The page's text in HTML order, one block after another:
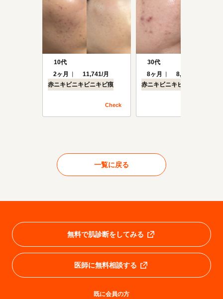
10代
2ヶ月
11,741/月
赤ニキビニキビニキビ痕
Check
30代
8ヶ月
8,294/月
赤ニキビニキビ
一覧に戻る
無料で肌診断をしてみる
医師に無料相談する
既に会員の方